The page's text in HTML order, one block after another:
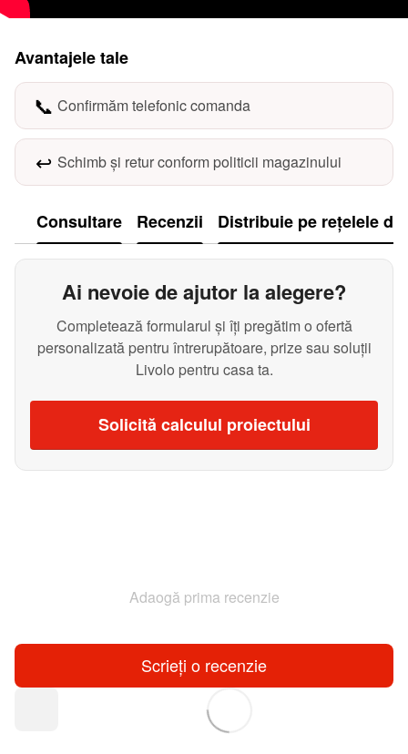
Avantajele tale
📞 Confirmăm telefonic comanda
↩️ Schimb și retur conform politicii magazinului
Consultare Recenzii Distribuie pe rețelele
Ai nevoie de ajutor la alegere?
Completează formularul și îți pregătim o ofertă
personalizată pentru întrerupătoare, prize sau soluții
Livolo pentru casa ta.
Solicită calculul proiectului
Adaogă prima recenzie
Scrieți o recenzie